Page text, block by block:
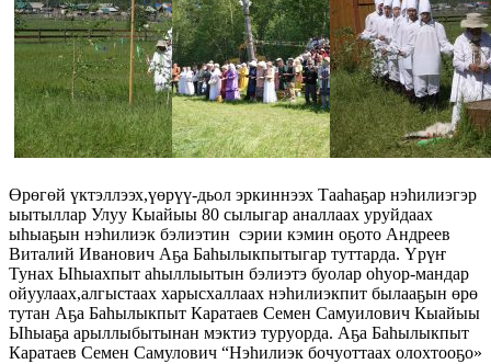
Өрөгөй үктэллээх,үөрүү-дьол эркиннээх Тааһаҕар нэһилиэгэр
ыытыллар Улуу Кыайыы 80 сылыгар аналлаах уруйдаах
ыһыаҕын нэһилиэк бэлиэтин сэрии кэмин оҕото Андреев
Виталий Иванович Аҕа Баһылыкпытыгар туттарда. Үрүҥ
Тунах Ыһыахпыт аһыллыытын бэлиэтэ буолар оһуор-мандар
ойуулаах,алгыстаах харысхаллаах нэһилиэкпит былааҕын өрө
тутан Аҕа Баһылыкпыт Каратаев Семен Самуилович Кыайыы
Ыһыаҕа арыллыбытынан мэктиэ туруорда. Аҕа Баһылыкпыт
Каратаев Семен Самулович “Нэһилиэк бочуоттаах олохтооҕо»